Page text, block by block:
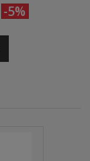
-5%